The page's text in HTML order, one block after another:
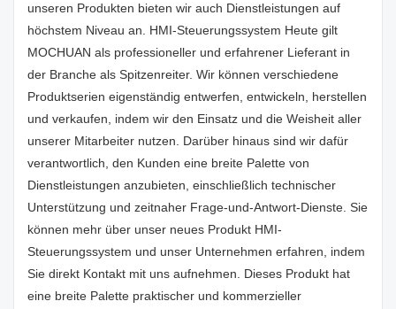
unseren Produkten bieten wir auch Dienstleistungen auf
höchstem Niveau an. HMI-Steuerungssystem Heute gilt
MOCHUAN als professioneller und erfahrener Lieferant in
der Branche als Spitzenreiter. Wir können verschiedene
Produktserien eigenständig entwerfen, entwickeln, herstellen
und verkaufen, indem wir den Einsatz und die Weisheit aller
unserer Mitarbeiter nutzen. Darüber hinaus sind wir dafür
verantwortlich, den Kunden eine breite Palette von
Dienstleistungen anzubieten, einschließlich technischer
Unterstützung und zeitnaher Frage-und-Antwort-Dienste. Sie
können mehr über unser neues Produkt HMI-
Steuerungssystem und unser Unternehmen erfahren, indem
Sie direkt Kontakt mit uns aufnehmen. Dieses Produkt hat
eine breite Palette praktischer und kommerzieller